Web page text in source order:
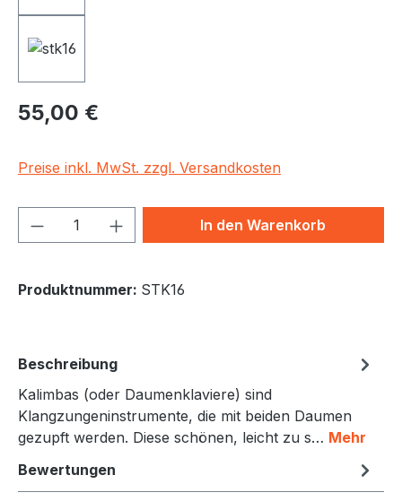
Regulärer Preis:
55,00 €
Preise inkl. MwSt. zzgl. Versandkosten
Produkt Anzahl: Gib denIn den Warenkorb
Produktnummer: STK16
Beschreibung
Kalimbas (oder Daumenklaviere) sind
Klangzungeninstrumente, die mit beiden Daumen
gezupft werden. Diese schönen, leicht zu s… Mehr
Bewertungen